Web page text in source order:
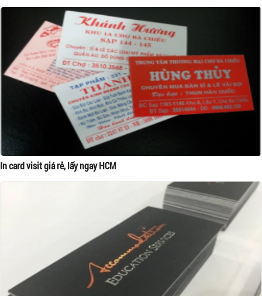
In card visit giá rẻ, lấy ngay HCM